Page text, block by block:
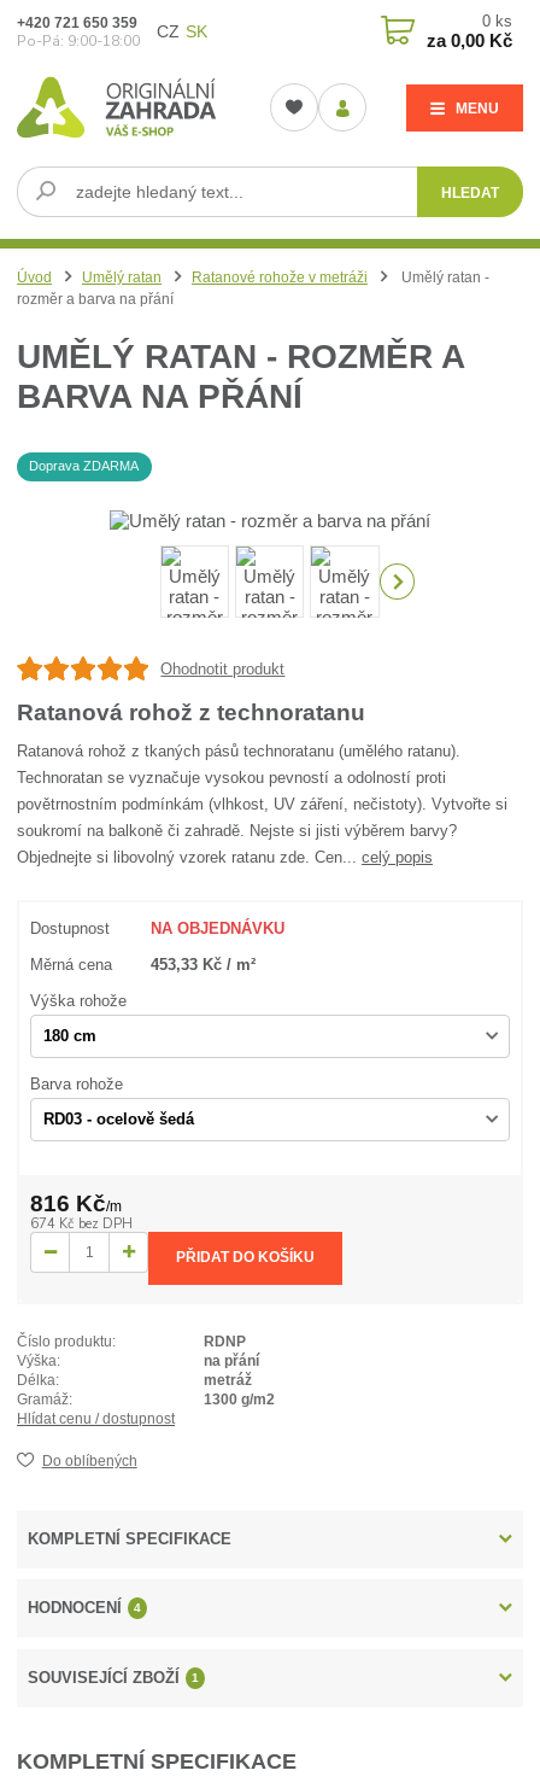
CZ SK
MENU
HLEDAT
+420 721 650 359
Po-Pá: 9:00-18:00
0 ks
za0,00 Kč
Úvod Umělý ratan Ratanové rohože v metráži
Umělý ratan -
rozměr a barva na přání
UMĚLÝ RATAN - ROZMĚR A
BARVA NA PŘÁNÍ
Doprava ZDARMA
Ohodnotit produkt
Ratanová rohož z technoratanu
Ratanová rohož z tkaných pásů technoratanu (umělého ratanu).
Technoratan se vyznačuje vysokou pevností a odolností proti
povětrnostním podmínkám (vlhkost, UV záření, nečistoty). Vytvořte si
soukromí na balkoně či zahradě. Nejste si jisti výběrem barvy?
Objednejte si libovolný vzorek ratanu zde. Cen...celý popis
Dostupnost NA OBJEDNÁVKU
Měrná cena 453,33 Kč / m²
Výška rohože
Barva rohože
816 Kč/m
674 Kč bez DPH
PŘIDAT DO KOŠÍKU
Číslo produktu:
RDNP
Výška:
na přání
Délka:
metráž
Gramáž:
1300 g/m2
Hlídat cenu / dostupnost
Do oblíbených
KOMPLETNÍ SPECIFIKACE
HODNOCENÍ 4
SOUVISEJÍCÍ ZBOŽÍ 1
KOMPLETNÍ SPECIFIKACE